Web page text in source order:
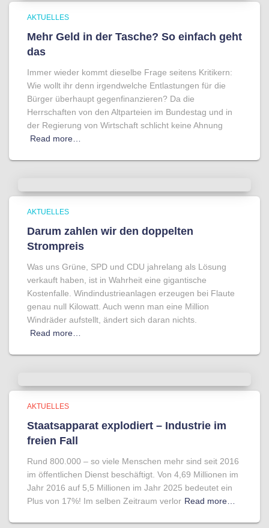
AKTUELLES
Mehr Geld in der Tasche? So einfach geht
das
Immer wieder kommt dieselbe Frage seitens Kritikern:
Wie wollt ihr denn irgendwelche Entlastungen für die
Bürger überhaupt gegenfinanzieren? Da die
Herrschaften von den Altparteien im Bundestag und in
der Regierung von Wirtschaft schlicht keine Ahnung
Read more…
AKTUELLES
Darum zahlen wir den doppelten
Strompreis
Was uns Grüne, SPD und CDU jahrelang als Lösung
verkauft haben, ist in Wahrheit eine gigantische
Kostenfalle. Windindustrieanlagen erzeugen bei Flaute
genau null Kilowatt. Auch wenn man eine Million
Windräder aufstellt, ändert sich daran nichts.
Read more…
AKTUELLES
Staatsapparat explodiert – Industrie im
freien Fall
Rund 800.000 – so viele Menschen mehr sind seit 2016
im öffentlichen Dienst beschäftigt. Von 4,69 Millionen im
Jahr 2016 auf 5,5 Millionen im Jahr 2025 bedeutet ein
Plus von 17%! Im selben Zeitraum verlor Read more…